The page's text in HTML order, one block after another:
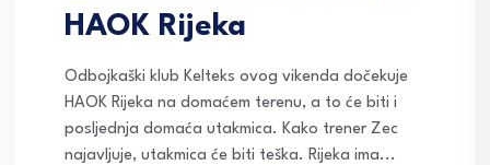
HAOK Rijeka
Odbojkaški klub Kelteks ovog vikenda dočekuje
HAOK Rijeka na domaćem terenu, a to će biti i
posljednja domaća utakmica. Kako trener Zec
najavljuje, utakmica će biti teška. Rijeka ima...